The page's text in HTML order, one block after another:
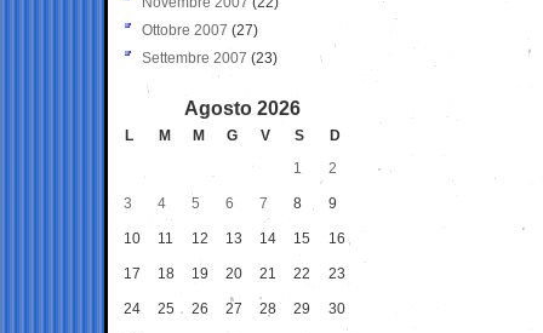
Ottobre 2007 (27)
Settembre 2007 (23)
Agosto 2026
L M M G V S
D
1
2
3 4 5 6 7 8 9
10 11 12 13 14 15 16
17 18 19 20 21 22 23
24 25 26 27 28 29 30